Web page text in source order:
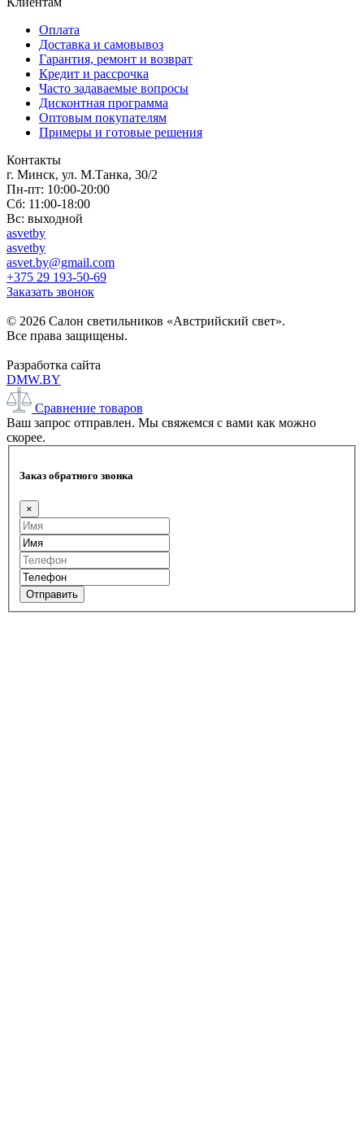
Оплата
Доставка и самовывоз
Гарантия, ремонт и возврат
Кредит и рассрочка
Часто задаваемые вопросы
Дисконтная программа
Оптовым покупателям
Примеры и готовые решения
Контакты
г. Минск, ул. М.Танка, 30/2
Пн-пт: 10:00-20:00
Сб: 11:00-18:00
Вс: выходной
asvetby
asvetby
asvet.by@gmail.com
+375 29 193-50-69
Заказать звонок
© 2026 Салон светильников «Австрийский свет».
Все права защищены.
Разработка сайта
DMW.BY
Сравнение товаров
Ваш запрос отправлен. Мы свяжемся с вами как можно
скорее.
Заказ обратного звонка
×
Отправить